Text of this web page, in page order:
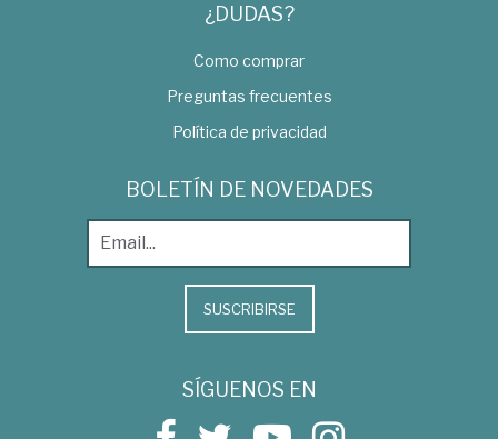
¿DUDAS?
Como comprar
Preguntas frecuentes
Política de privacidad
BOLETÍN DE NOVEDADES
SUSCRIBIRSE
SÍGUENOS EN